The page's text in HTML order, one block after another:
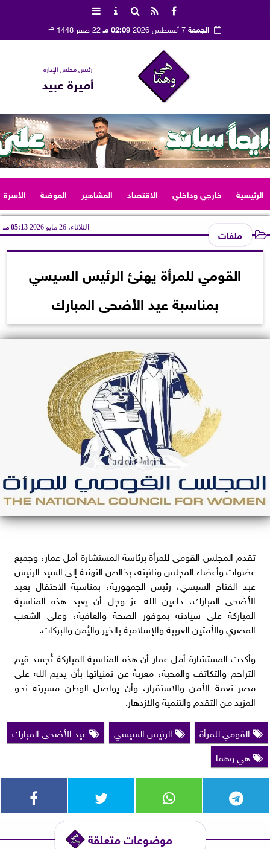
الجمعة 02:09 مـ 22 صفر 1448 هـ
رئيس مجلس الإدارة
أميرة عبيد
الرئيسية خارجي وداخلي الاقتصاد المشاهير الموضة الأسرة
ملفات الثلاثاء، 26 مايو 2026 05:13 مـ
القومي للمرأة يهنئ الرئيس السيسي
بمناسبة عيد الأضحى المبارك
تقدم المجلس القومى للمرأة برئاسة المستشارة أمل عمار، وجميع
عضوات وأعضاء المجلس ونائبته، بخالص التهنئة إلى السيد الرئيس
عبد الفتاح السيسي، رئيس الجمهورية، بمناسبة الاحتفال بعيد
الأضحى المبارك، داعين الله عز وجل أن يعيد هذه المناسبة
المباركة على سيادته بموفور الصحة والعافية، وعلى الشعب
المصري والأمتين العربية والإسلامية بالخير واليُمن والبركات.
وأكدت المستشارة أمل عمار أن هذه المناسبة المباركة تُجسد قيم
التراحم والتكاتف والمحبة، معربةً عن تمنياتها بأن يديم الله على
مصر نعمة الأمن والاستقرار، وأن يواصل الوطن مسيرته نحو
المزيد من التقدم والتنمية والازدهار.
القومي للمرأة
الرئيس السيسي
عيد الأضحى المبارك
هي وهما
موضوعات متعلقة